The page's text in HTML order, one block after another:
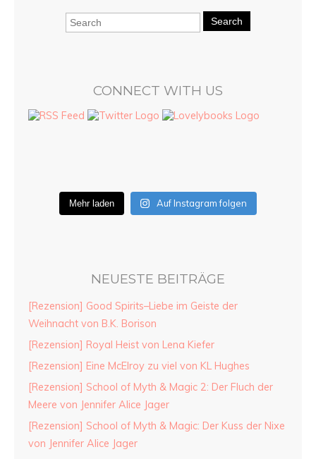
Search
CONNECT WITH US
Mehr laden Auf Instagram folgen
NEUESTE BEITRÄGE
[Rezension] Good Spirits–Liebe im Geiste der
Weihnacht von B.K. Borison
[Rezension] Royal Heist von Lena Kiefer
[Rezension] Eine McElroy zu viel von KL Hughes
[Rezension] School of Myth & Magic 2: Der Fluch der
Meere von Jennifer Alice Jager
[Rezension] School of Myth & Magic: Der Kuss der Nixe
von Jennifer Alice Jager